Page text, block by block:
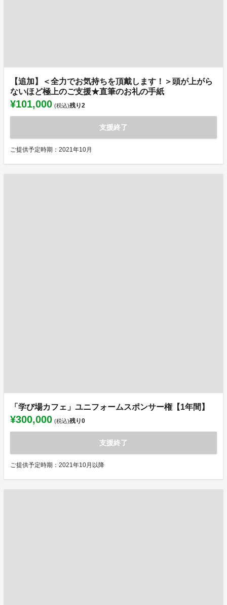
【追加】＜全力でお気持ちを頂戴します！＞頭が上がら
ないほど極上のご支援★直筆のお礼の手紙
¥101,000 (税込)残り2
支援終了
ご提供予定時期：2021年10月
「学び場カフェ」ユニフォームスポンサー権【1年間】
¥300,000 (税込)残り0
支援終了
ご提供予定時期：2021年10月以降